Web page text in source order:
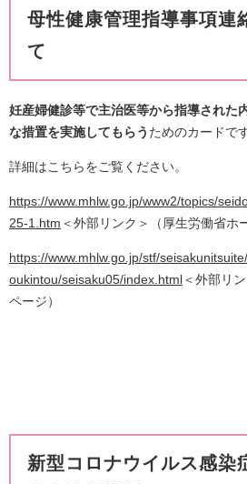
母性健康管理指導事項連
て
妊産婦健診等で主治医等から指導された
な措置を実施してもらう ためのカードです
詳細はこちらをご覧ください。
https://www.mhlw.go.jp/www2/topics/
25-1.htm ＜外部リンク＞ （厚生労働省ホ
https://www.mhlw.go.jp/stf/
oukintou/seisaku05/index.html＜外部リ
ページ）​
新型コロナウイルス感染